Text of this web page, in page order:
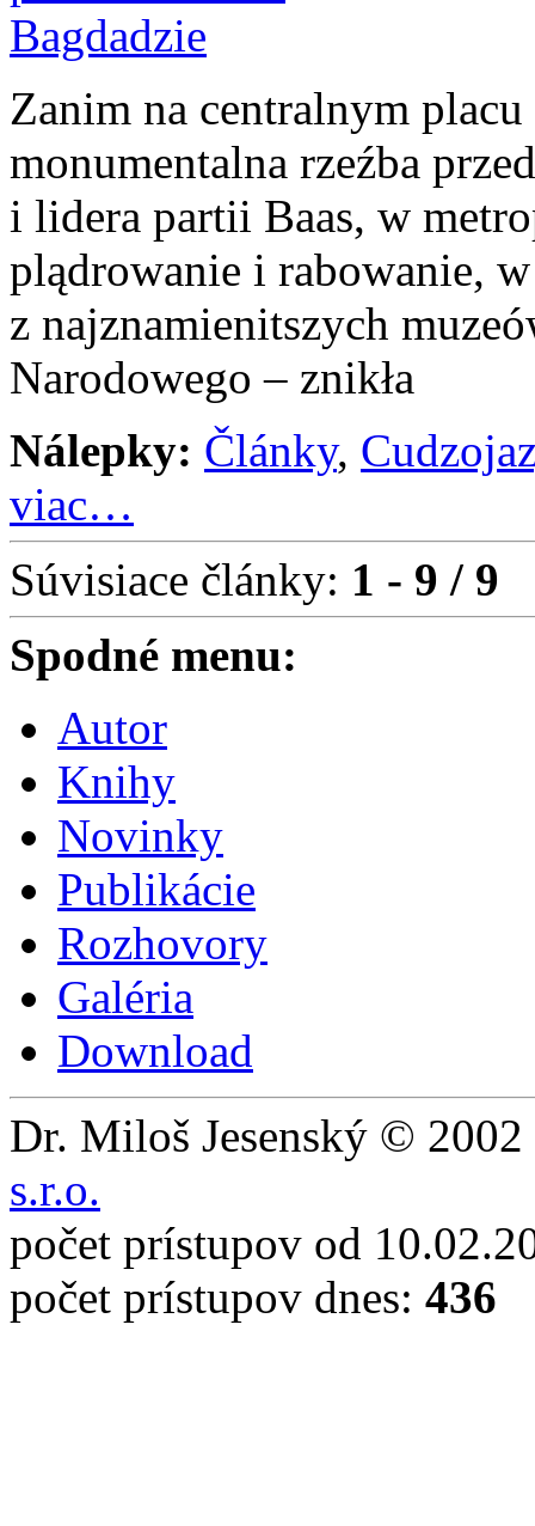
Zanim na centralnym placu
monumentalna rzeźba
i lidera partii Baas, w
plądrowanie i rabowanie,
z najznamienitszych
Narodowego – znikła
Nálepky: Články,
viac…
Súvisiace články: 1 - 9 / 9
Spodné menu:
Autor
Knihy
Novinky
Publikácie
Rozhovory
Galéria
Download
Dr. Miloš Jesenský ©
s.r.o.
počet prístupov od
počet prístupov dnes: 436